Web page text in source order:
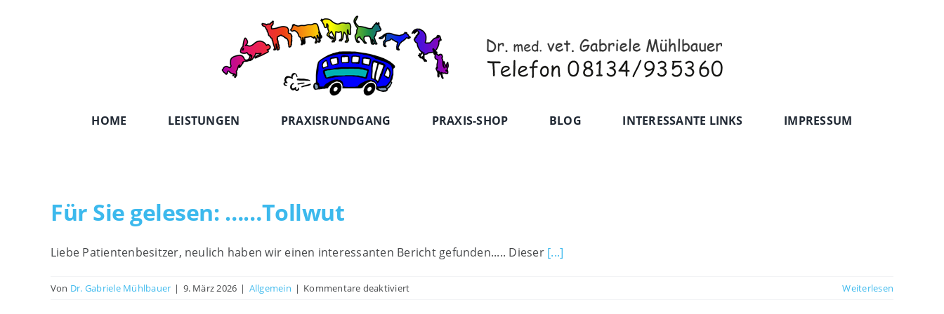
HOME LEISTUNGEN PRAXISRUNDGANG PRAXIS-SHOP BLOG INTERESSANTE LINKS IMPRESSUM
Für Sie gelesen: ……Tollwut
Liebe Patientenbesitzer, neulich haben wir einen interessanten Bericht gefunden..... Dieser [...]
Von Dr. Gabriele Mühlbauer | 9. März 2026 | Allgemein | Kommentare deaktiviertfür
Weiterlesen